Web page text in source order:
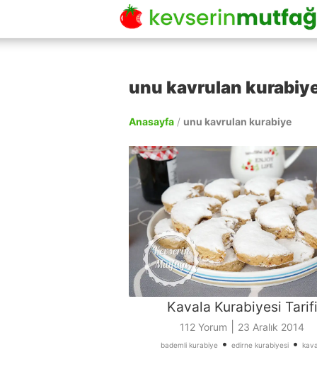
unu kavrulan
Anasayfa / unu kavrulan kurabiye
Kavala Kurabiyesi Tarifi
112 Yorum 23 Aralık 2014
bademli kurabiye• edirne kurabiyesi•